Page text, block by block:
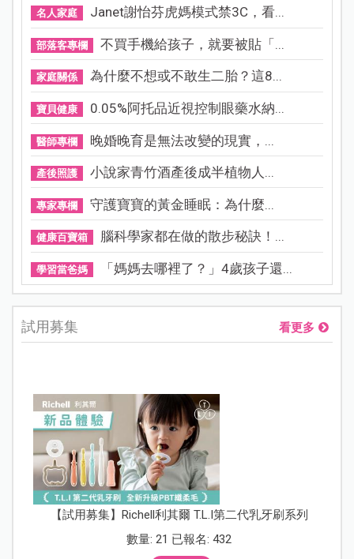
名人家庭 Janet謝怡芬虎媽模式禁3C，看...
部落客專欄 不買手機給孩子，就要被貼「...
家庭關係 為什麼不想或不敢生二胎？這8...
寶貝健康 0.05%阿托品近視控制眼藥水納...
醫師專欄 晚婚晚育是無法改變的現實，...
產後照護 小說家青竹酒產後成半植物人...
專家專欄 守護寶寶的黃金睡眠：為什麼...
健康百寶箱 腦科學家都在做的散步秘訣！...
學習當爸媽 「媽媽去哪裡了？」4歲孩子還...
試用募集 看更多
【試用募集】Richell利其爾 T.L.I第二代乳牙刷系列
數量: 21 已報名: 432